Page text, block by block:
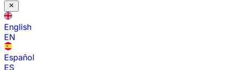
English
EN
Español
ES